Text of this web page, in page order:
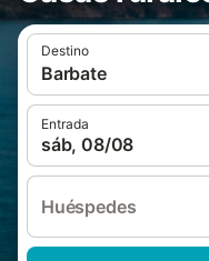
Destino
Barbate
Entrada
sáb, 08/08
Huéspedes